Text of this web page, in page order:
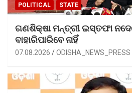
POLITICAL STATE
ଗଣଶିକ୍ଷା ମନ୍ତ୍ରୀ ଇସ୍ତଫା
ବାହାରିପାରିବେ ନାହିଁ
07.08.2026 ODISHA_NEWS_PRESS